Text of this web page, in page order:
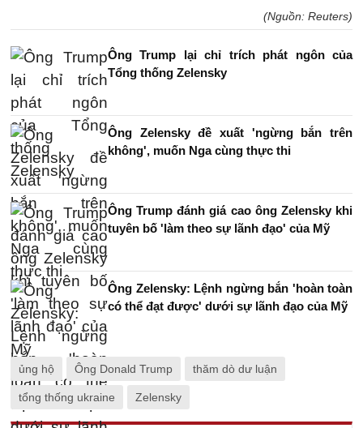
(Nguồn: Reuters)
Ông Trump lại chỉ trích phát ngôn của
Tổng thống Zelensky
Ông Zelensky đề xuất 'ngừng bắn trên
không', muốn Nga cùng thực thi
Ông Trump đánh giá cao ông Zelensky khi
tuyên bố 'làm theo sự lãnh đạo' của Mỹ
Ông Zelensky: Lệnh ngừng bắn 'hoàn toàn
có thể đạt được' dưới sự lãnh đạo của Mỹ
ủng hộ Ông Donald Trump thăm dò dư luận
tổng thống ukraine Zelensky